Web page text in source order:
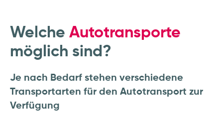
Welche Autotransporte
möglich sind?
Je nach Bedarf stehen verschiedene
Transportarten für den Autotransport zur
Verfügung